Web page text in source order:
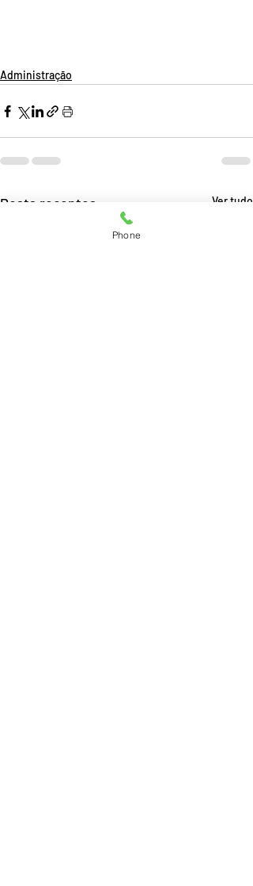
Administração
Posts recentes Ver tudo
Phone